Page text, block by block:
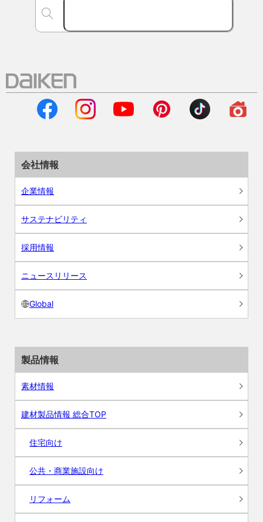
会社情報
企業情報
サステナビリティ
採用情報
ニュースリリース
Global
製品情報
素材情報
建材製品情報 総合TOP
住宅向け
公共・商業施設向け
リフォーム